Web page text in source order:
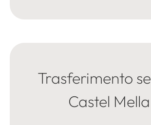
Trasferimento
Castel Mella